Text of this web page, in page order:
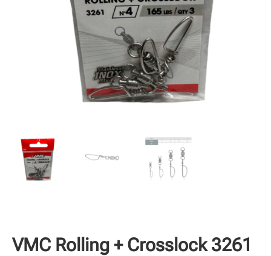
VMC Rolling + Crosslock 3261